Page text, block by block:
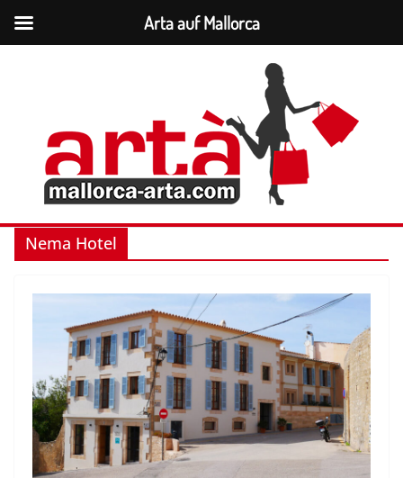
Nema Hotel
Arta auf Mallorca